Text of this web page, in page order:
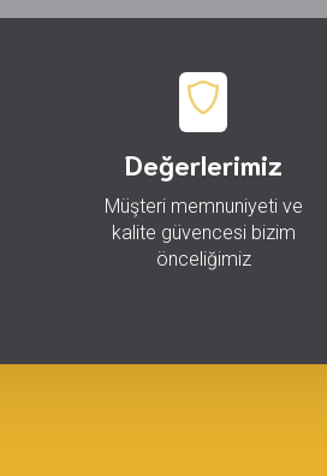
Değerlerimiz
Müşteri memnuniyeti ve
kalite güvencesi bizim
önceliğimiz